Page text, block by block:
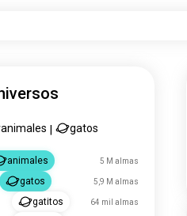
animales gatos
animales 5 M almas
gatos 5,9 M almas
gatitos 64 mil almas